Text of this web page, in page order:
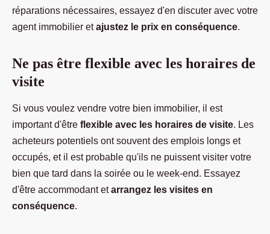
réparations nécessaires, essayez d'en discuter avec votre
agent immobilier etajustez le prix en conséquence.
Ne pas être flexible avec les horaires de
visite
Si vous voulez vendre votre bien immobilier, il est
important d'être flexible avec les horaires de visite. Les
acheteurs potentiels ont souvent des emplois longs et
occupés, et il est probable qu'ils ne puissent visiter votre
bien que tard dans la soirée ou le week-end. Essayez
d'être accommodant etarrangez les visites en
conséquence.